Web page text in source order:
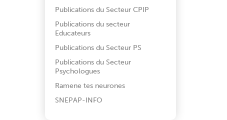
Publications du Secteur CPIP
Publications du secteur
Educateurs
Publications du Secteur PS
Publications du Secteur
Psychologues
Ramene tes neurones
SNEPAP-INFO